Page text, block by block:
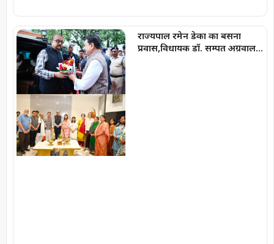
राज्यपाल रमेन डेका का बसना
प्रवास,विधायक डॉ. सम्पत अग्रवाल